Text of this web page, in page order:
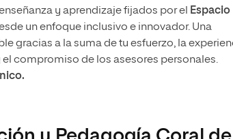
y aprendizaje fijados por el
Espacio
un enfoque inclusivo e innovador. Una
gracias a la suma de tu esfuerzo, la
compromiso de los asesores personales.